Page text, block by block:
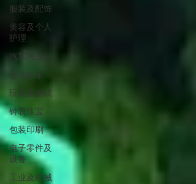
服装及配饰
美容及个人
护理
汽车用品
运动娱乐
玩具及游戏
钟表珠宝
包装印刷
电子零件及
设备
工业及机械